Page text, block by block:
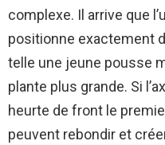
complexe. Il arrive que
positionne exactement
telle une jeune pousse
plante plus grande. Si
heurte de front le
peuvent rebondir et